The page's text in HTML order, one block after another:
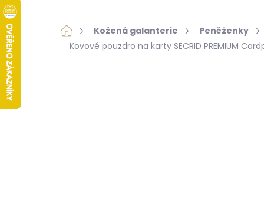
DomůKožená galanterie Peněženky
Kovové pouzdro na karty SECRID PREMIUM